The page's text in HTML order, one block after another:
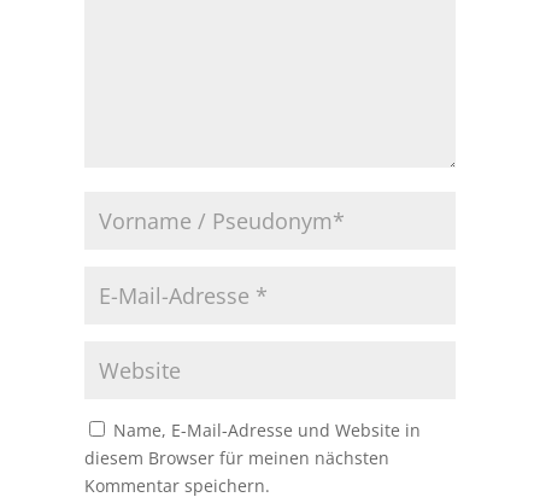
Name, E-Mail-Adresse und Website in
diesem Browser für meinen nächsten
Kommentar speichern.